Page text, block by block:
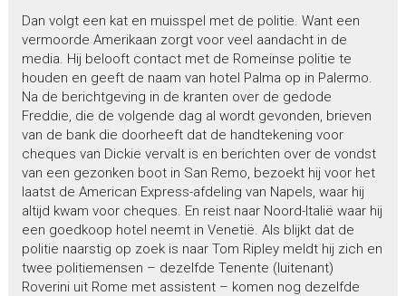
Dan volgt een kat en muisspel met de politie. Want een
vermoorde Amerikaan zorgt voor veel aandacht in de
media. Hij belooft contact met de Romeinse politie te
houden en geeft de naam van hotel Palma op in Palermo.
Na de berichtgeving in de kranten over de gedode
Freddie, die de volgende dag al wordt gevonden, brieven
van de bank die doorheeft dat de handtekening voor
cheques van Dickie vervalt is en berichten over de vondst
van een gezonken boot in San Remo, bezoekt hij voor het
laatst de American Express-afdeling van Napels, waar hij
altijd kwam voor cheques. En reist naar Noord-Italië waar hij
een goedkoop hotel neemt in Venetië. Als blijkt dat de
politie naarstig op zoek is naar Tom Ripley meldt hij zich en
twee politiemensen – dezelfde Tenente (luitenant)
Roverini uit Rome met assistent – komen nog dezelfde